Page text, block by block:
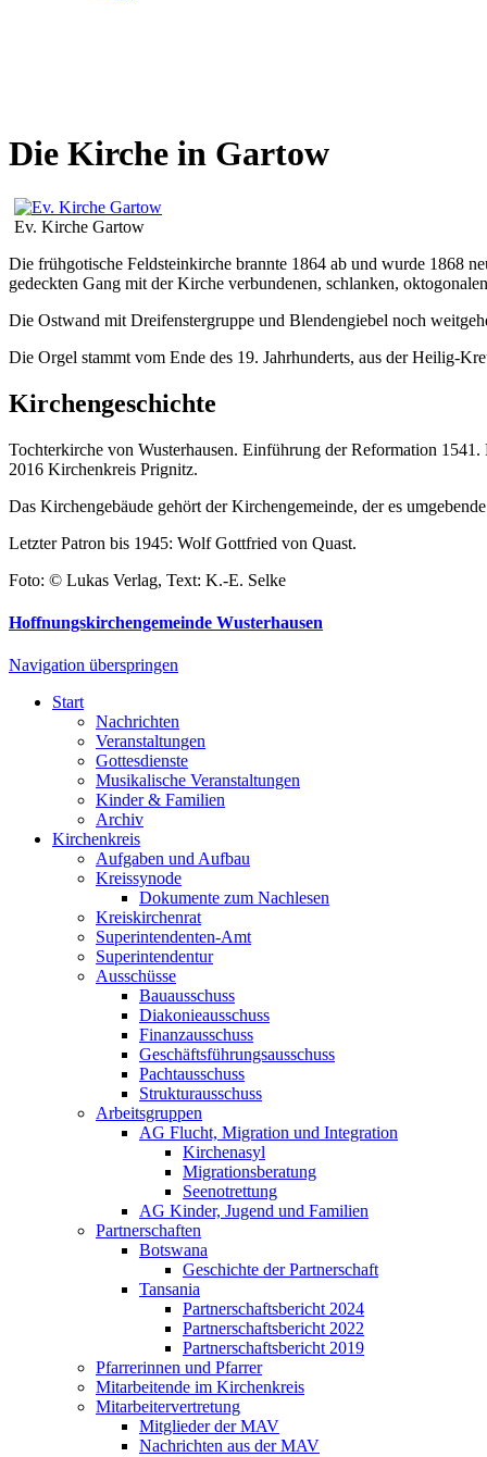
Die Kirche in Gartow
Ev. Kirche Gartow
Die frühgotische Feldsteinkirche brannte 1864 ab und wurde 1868
gedeckten Gang mit der Kirche verbundenen, schlanken,
Die Ostwand mit Dreifenstergruppe und Blendengiebel noch
Die Orgel stammt vom Ende des 19. Jahrhunderts, aus der Heilig-
Kirchengeschichte
Tochterkirche von Wusterhausen. Einführung der Reformation
2016 Kirchenkreis Prignitz.
Das Kirchengebäude gehört der Kirchengemeinde, der es
Letzter Patron bis 1945: Wolf Gottfried von Quast.
Foto: © Lukas Verlag, Text: K.-E. Selke
Hoffnungskirchengemeinde Wusterhausen
Navigation überspringen
Start
Nachrichten
Veranstaltungen
Gottesdienste
Musikalische Veranstaltungen
Kinder & Familien
Archiv
Kirchenkreis
Aufgaben und Aufbau
Kreissynode
Dokumente zum Nachlesen
Kreiskirchenrat
Superintendenten-Amt
Superintendentur
Ausschüsse
Bauausschuss
Diakonieausschuss
Finanzausschuss
Geschäftsführungsausschuss
Pachtausschuss
Strukturausschuss
Arbeitsgruppen
AG Flucht, Migration und Integration
Kirchenasyl
Migrationsberatung
Seenotrettung
AG Kinder, Jugend und Familien
Partnerschaften
Botswana
Geschichte der Partnerschaft
Tansania
Partnerschaftsbericht 2024
Partnerschaftsbericht 2022
Partnerschaftsbericht 2019
Pfarrerinnen und Pfarrer
Mitarbeitende im Kirchenkreis
Mitarbeitervertretung
Mitglieder der MAV
Nachrichten aus der MAV